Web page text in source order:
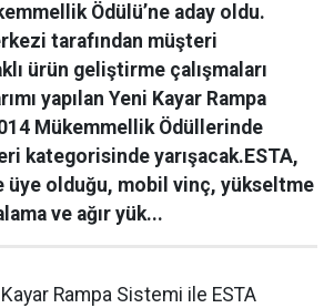
Ödülü’ne aday oldu.
tarafından müşteri
ürün geliştirme çalışmaları
yapılan Yeni Kayar Rampa
Mükemmellik Ödüllerinde
kategorisinde yarışacak.ESTA,
üye olduğu, mobil vinç, yükseltme
ve ağır yük...
Rampa Sistemi ile ESTA